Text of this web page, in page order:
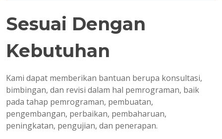
Sesuai Dengan
Kebutuhan
Kami dapat memberikan bantuan berupa konsultasi,
bimbingan, dan revisi dalam hal pemrograman, baik
pada tahap pemrograman, pembuatan,
pengembangan, perbaikan, pembaharuan,
peningkatan, pengujian, dan penerapan.